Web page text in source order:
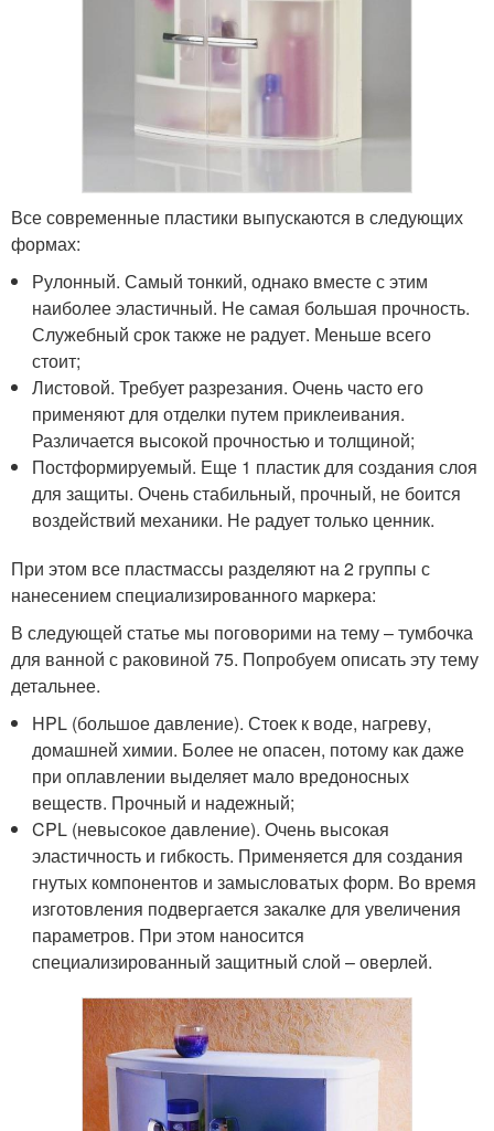
Все современные пластики выпускаются в следующих
формах:
Рулонный. Самый тонкий, однако вместе с этим
наиболее эластичный. Не самая большая прочность.
Служебный срок также не радует. Меньше всего
стоит;
Листовой. Требует разрезания. Очень часто его
применяют для отделки путем приклеивания.
Различается высокой прочностью и толщиной;
Постформируемый. Еще 1 пластик для создания слоя
для защиты. Очень стабильный, прочный, не боится
воздействий механики. Не радует только ценник.
При этом все пластмассы разделяют на 2 группы с
нанесением специализированного маркера:
В следующей статье мы поговорими на тему – тумбочка
для ванной с раковиной 75. Попробуем описать эту тему
детальнее.
HPL (большое давление). Стоек к воде, нагреву,
домашней химии. Более не опасен, потому как даже
при оплавлении выделяет мало вредоносных
веществ. Прочный и надежный;
CPL (невысокое давление). Очень высокая
эластичность и гибкость. Применяется для создания
гнутых компонентов и замысловатых форм. Во время
изготовления подвергается закалке для увеличения
параметров. При этом наносится
специализированный защитный слой – оверлей.